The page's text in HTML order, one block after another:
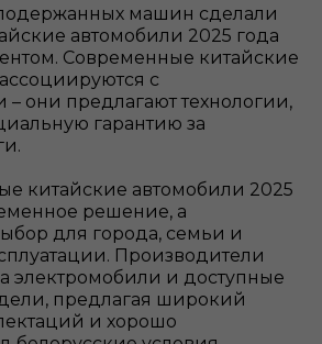
машин сделали
автомобили 2025 года
Современные китайские
с
они предлагают технологии,
гарантию за
китайские автомобили 2025
решение, а
для города, семьи и
Производители
электромобили и доступные
предлагая широкий
и хорошо